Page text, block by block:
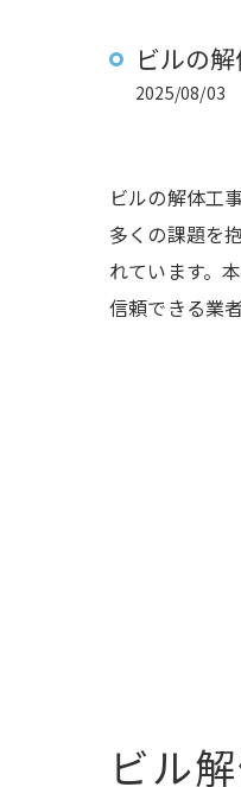
ビルの
2025/08/03
ビルの解体工
多くの課題を
れています。
信頼できる業
ビル